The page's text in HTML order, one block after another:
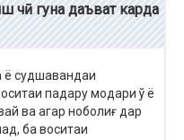
чӣ гуна даъват карда
ё судшавандаи
падару модари ў ё
ва агар ноболиғ дар
ба воситаи